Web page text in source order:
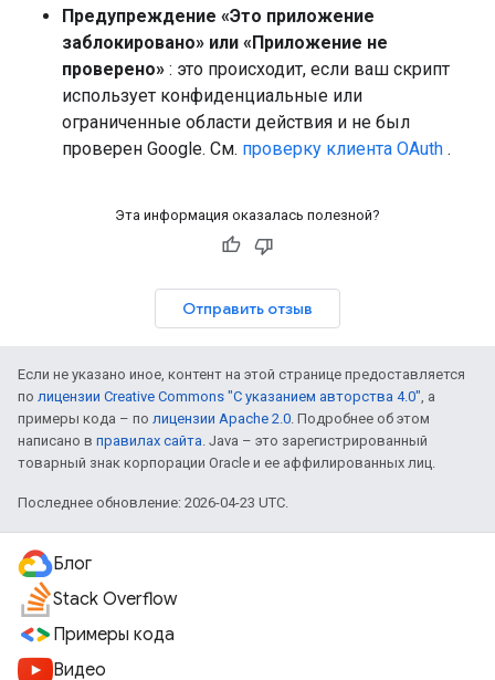
Предупреждение «Это приложение
заблокировано» или «Приложение не
проверено» : это происходит, если ваш скрипт
использует конфиденциальные или
ограниченные области действия и не был
проверен Google. См. проверку клиента OAuth .
Эта информация оказалась полезной?
Отправить отзыв
Если не указано иное, контент на этой странице предоставляется
по лицензии Creative Commons "С указанием авторства 4.0" , а
примеры кода – по лицензии Apache 2.0 . Подробнее об этом
написано в правилах сайта . Java – это зарегистрированный
товарный знак корпорации Oracle и ее аффилированных лиц.
Последнее обновление: 2026-04-23 UTC.
Блог
Stack Overflow
Примеры кода
Видео